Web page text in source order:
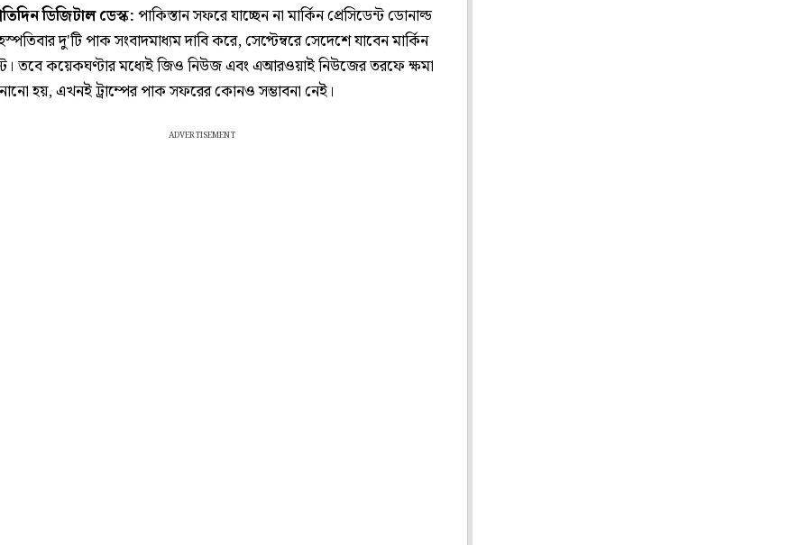
ডিজিটাল ডেস্ক:পাকিস্তান সফরে যাচ্ছেন না মার্কিন প্রেসিডেন্ট ডোনাল্ড
দু'টি পাক সংবাদমাধ্যম দাবি করে, সেপ্টেম্বরে সেদেশে যাবেন মার্কিন
তবে কয়েকঘণ্টার মধ্যেই জিও নিউজ এবং এআরওয়াই নিউজের তরফে ক্ষমা
হয়, এখনই ট্রাম্পের পাক সফরের কোনও সম্ভাবনা নেই।
ADVERTISEMENT